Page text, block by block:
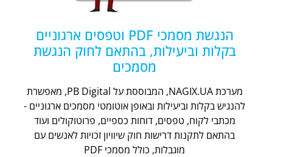
הנגשת מסמכי PDF וטפסים ארגוניים
בקלות וביעילות, בהתאם לחוק הנגשת
מסמכים
מערכת NAGIX.UA, המבוססת על PB Digital, מאפשרת
להנגיש בקלות וביעילות ובאופן אוטומטי מסמכים ארגוניים -
מכתבי לקוח, טפסים, דוחות כספיים, פרוטוקולים ועוד
בהתאם לתקנות דרישות חוק שיוויון זכויות לאנשים עם
מוגבלות, כולל מסמכי PDF